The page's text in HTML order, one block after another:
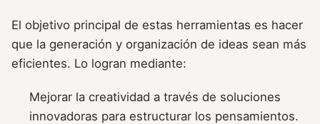
El objetivo principal de estas herramientas es hacer
que la generación y organización de ideas sean más
eficientes. Lo logran mediante:
Mejorar la creatividad a través de soluciones
innovadoras para estructurar los pensamientos.